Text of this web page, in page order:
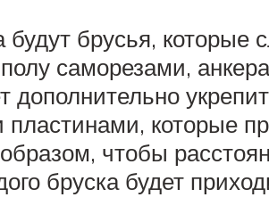
брусья, которые
саморезами,
дополнительно
которые
чтобы
бруска будет